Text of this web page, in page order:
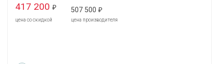
417 200 ₽
цена со скидкой
507 500 ₽
цена производителя